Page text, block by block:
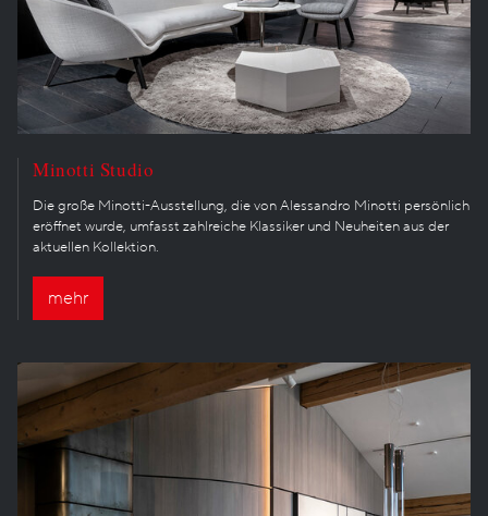
Minotti Studio
Die große Minotti-Ausstellung, die von Alessandro Minotti persönlich
eröffnet wurde, umfasst zahlreiche Klassiker und Neuheiten aus der
aktuellen Kollektion.
mehr